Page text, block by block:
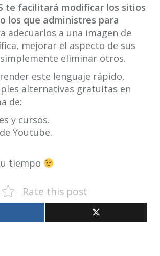
te facilitará modificar los sitios
los que administres para
adecuarlos a una imagen de
mejorar el aspecto de sus
eliminar otros.
este lenguaje rápido,
alternativas gratuitas en
de:
y cursos.
Youtube.
tiempo
Rate this post